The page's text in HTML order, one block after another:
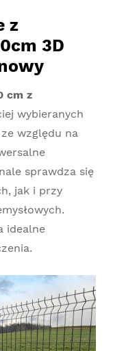
z
3D
cm z
wybieranych
względu na
sprawdza się
jak i przy
idealne